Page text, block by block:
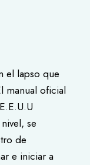
el lapso que
manual oficial
se
de
e iniciar a